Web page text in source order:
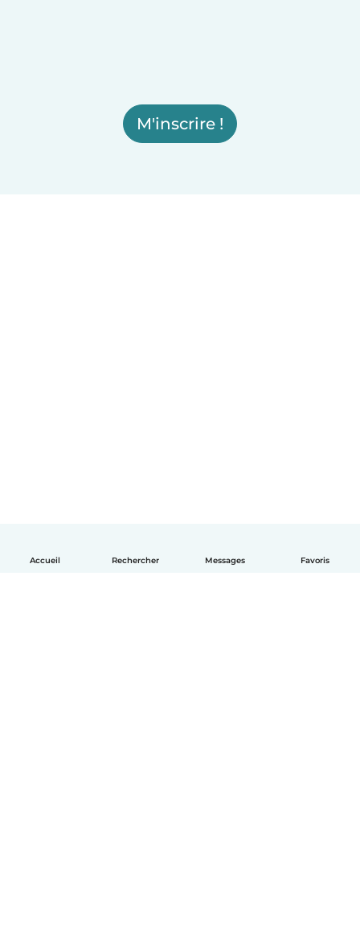
Accueil Rechercher Messages Favoris
M'inscrire !